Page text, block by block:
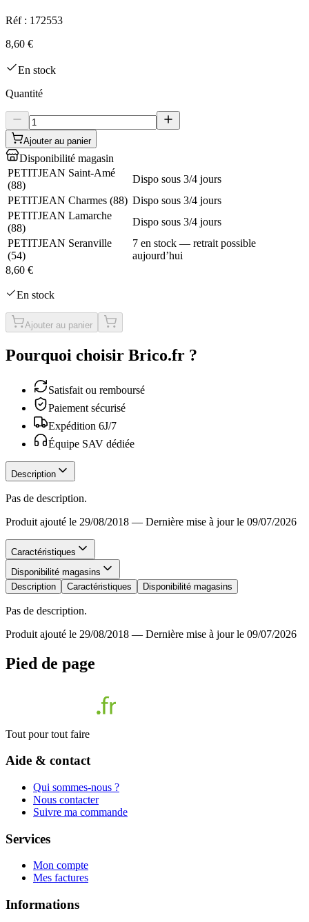
Réf : 172553
8,60 €
En stock
Quantité
Ajouter au panier
Disponibilité magasin
PETITJEAN Saint-Amé
(88)
Dispo sous 3/4 jours
PETITJEAN Charmes (88) Dispo sous 3/4 jours
PETITJEAN Lamarche
(88)
Dispo sous 3/4 jours
PETITJEAN Seranville
(54)
7 en stock — retrait possible
aujourd’hui
8,60 €
En stock
Ajouter au panier
Pourquoi choisir Brico.fr ?
Satisfait ou remboursé
Paiement sécurisé
Expédition 6J/7
Équipe SAV dédiée
Description
Pas de description.
Produit ajouté le 29/08/2018 — Dernière mise à jour le 09/07/2026
Caractéristiques
Disponibilité magasins
Description
Caractéristiques Disponibilité magasins
Pas de description.
Produit ajouté le 29/08/2018 — Dernière mise à jour le 09/07/2026
Pied de page
Tout pour tout faire
Aide & contact
Qui sommes-nous ?
Nous contacter
Suivre ma commande
Services
Mon compte
Mes factures
Informations